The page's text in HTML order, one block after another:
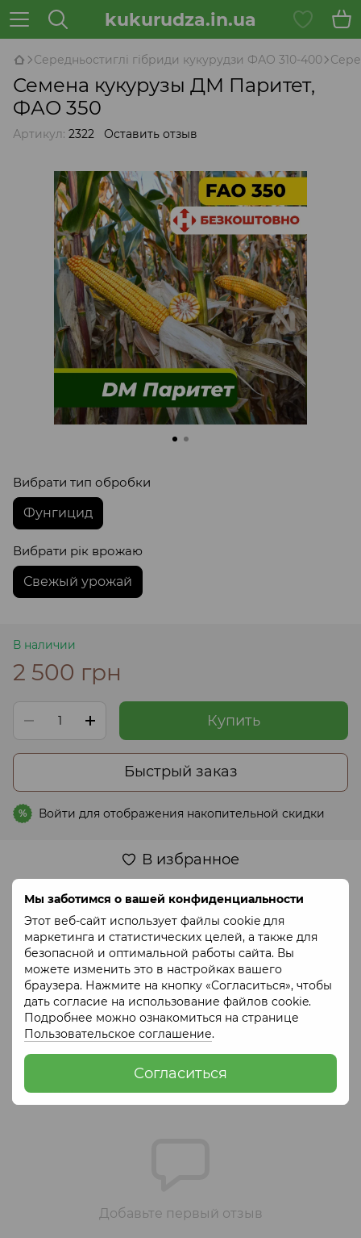
Мы заботимся о вашей конфиденциальности
Этот веб-сайт использует файлы cookie для
маркетинга и статистических целей, а также для
безопасной и оптимальной работы сайта. Вы
можете изменить это в настройках вашего
браузера. Нажмите на кнопку «Согласиться», чтобы
дать согласие на использование файлов cookie.
Подробнее можно ознакомиться на странице
Пользовательское соглашение.
Согласиться
kukurudza.in.ua
Середньостиглі гібриди кукурудзи ФАО 310-400
Семена кукурузы ДМ Паритет,
ФАО 350
Артикул: 2322 Оставить отзыв
Вибрати тип обробки
Фунгицид
Вибрати рік врожаю
Свежый урожай
В наличии
2 500 грн
Купить
Быстрый заказ
% Войти для отображения накопительной скидки
В избранное
Характеристики
ФАО
350
Призначення
Зерно
Регіон
Степь,Лесостепь
Тип
дозрівання
Сухой лист
Доступність
Доступен к предзаказу
Отзывы
Добавьте первый отзыв